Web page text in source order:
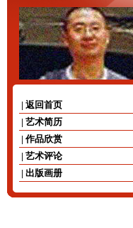
| 返回首页
| 艺术简历
| 作品欣赏
| 艺术评论
| 出版画册